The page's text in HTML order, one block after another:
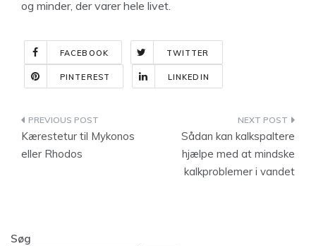
og minder, der varer hele livet.
FACEBOOK TWITTER
PINTEREST LINKEDIN
Indlægsnavigation
Kærestetur til Mykonos
eller Rhodos
Sådan kan kalkspaltere
hjælpe med at mindske
kalkproblemer i vandet
Søg